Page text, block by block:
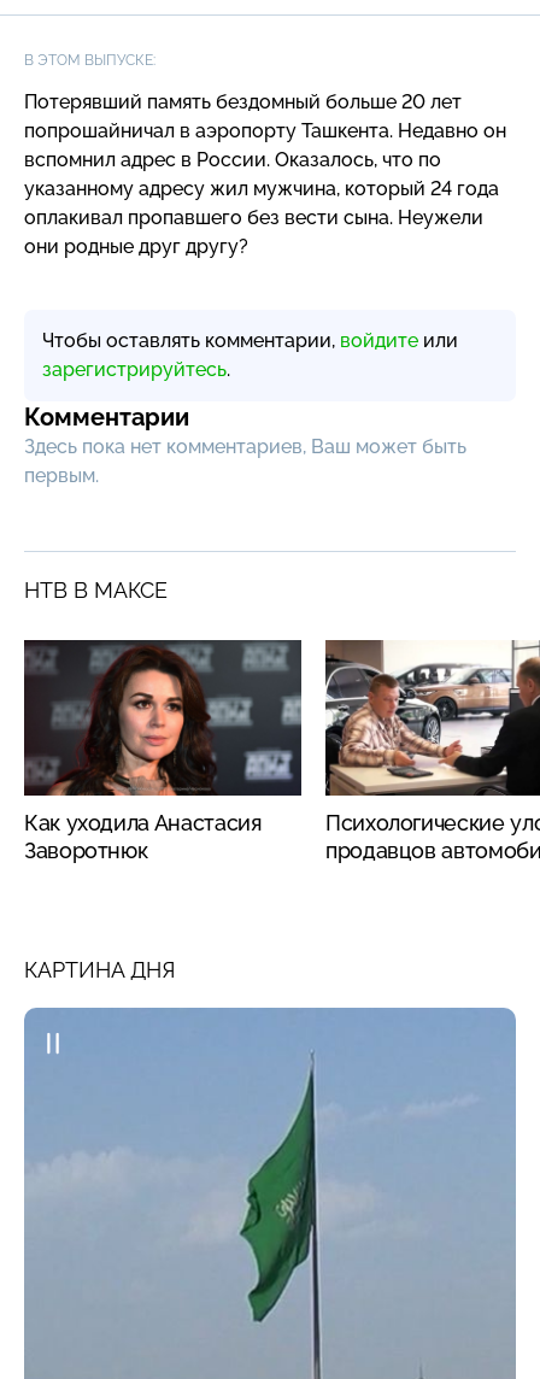
В ЭТОМ ВЫПУСКЕ:
Потерявший память бездомный больше 20 лет
попрошайничал в аэропорту Ташкента. Недавно он
вспомнил адрес в России. Оказалось, что по
указанному адресу жил мужчина, который 24 года
оплакивал пропавшего без вести сына. Неужели
они родные друг другу?
Чтобы оставлять комментарии, войдите или
зарегистрируйтесь.
Комментарии
Здесь пока нет комментариев, Ваш может быть
первым.
НТВ В МАКСЕ
Как уходила Анастасия
Заворотнюк
Психологические
продавцов
КАРТИНА ДНЯ